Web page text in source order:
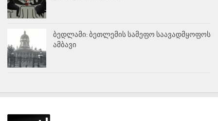
ბედლამი: ბეთლემის სამეფო საავადმყოფოს
ამბავი